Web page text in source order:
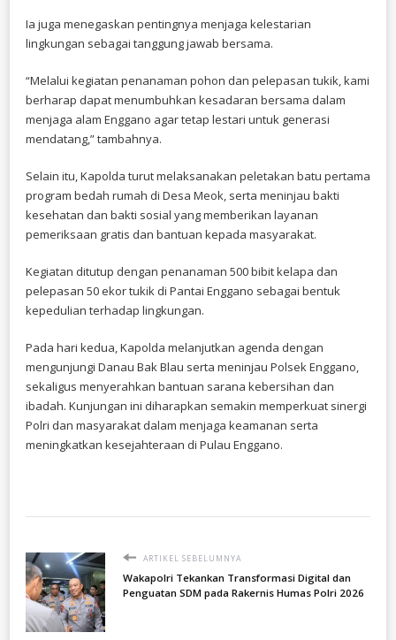
Ia juga menegaskan pentingnya menjaga kelestarian
lingkungan sebagai tanggung jawab bersama.
“Melalui kegiatan penanaman pohon dan pelepasan tukik, kami
berharap dapat menumbuhkan kesadaran bersama dalam
menjaga alam Enggano agar tetap lestari untuk generasi
mendatang,” tambahnya.
Selain itu, Kapolda turut melaksanakan peletakan batu pertama
program bedah rumah di Desa Meok, serta meninjau bakti
kesehatan dan bakti sosial yang memberikan layanan
pemeriksaan gratis dan bantuan kepada masyarakat.
Kegiatan ditutup dengan penanaman 500 bibit kelapa dan
pelepasan 50 ekor tukik di Pantai Enggano sebagai bentuk
kepedulian terhadap lingkungan.
Pada hari kedua, Kapolda melanjutkan agenda dengan
mengunjungi Danau Bak Blau serta meninjau Polsek Enggano,
sekaligus menyerahkan bantuan sarana kebersihan dan
ibadah. Kunjungan ini diharapkan semakin memperkuat sinergi
Polri dan masyarakat dalam menjaga keamanan serta
meningkatkan kesejahteraan di Pulau Enggano.
ARTIKEL SEBELUMNYA
Wakapolri Tekankan Transformasi Digital dan
Penguatan SDM pada Rakernis Humas Polri 2026